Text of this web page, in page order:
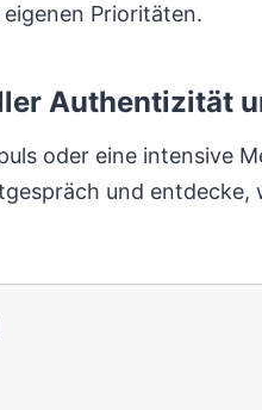
Prioritäten.
Authentizität
oder eine intensive
und entdecke,